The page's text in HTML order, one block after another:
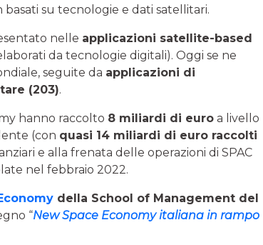
su tecnologie e dati satellitari.
nelle applicazioni satellite-based
da tecnologie digitali). Oggi se ne
seguite da applicazioni di
(203).
hanno raccolto 8 miliardi di euro a livello
(con quasi 14 miliardi di euro raccolti
e alla frenata delle operazioni di SPAC
nel febbraio 2022.
della School of Management del
“New Space Economy italiana in rampo